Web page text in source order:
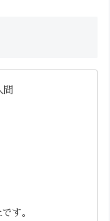
間
す。